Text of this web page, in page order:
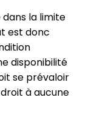
la limite
est donc
disponibilité
se prévaloir
à aucune